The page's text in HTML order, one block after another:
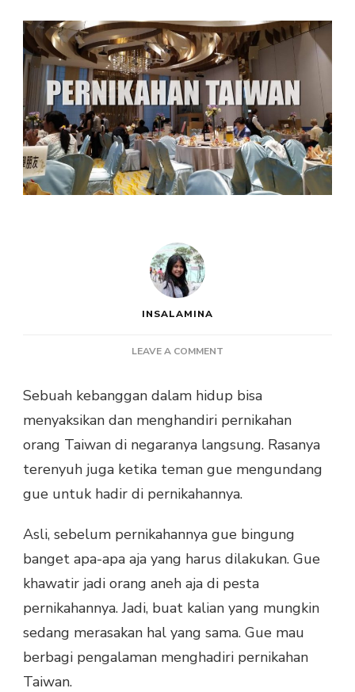
INSALAMINA
LEAVE A COMMENT
YANG
PERLU
KETAHUI
SEBELUM
PERNIKAHAN
Sebuah kebanggan dalam hidup bisa
menyaksikan dan menghandiri pernikahan
orang Taiwan di negaranya langsung. Rasanya
terenyuh juga ketika teman gue mengundang
gue untuk hadir di pernikahannya.
Asli, sebelum pernikahannya gue bingung
banget apa-apa aja yang harus dilakukan. Gue
khawatir jadi orang aneh aja di pesta
pernikahannya. Jadi, buat kalian yang mungkin
sedang merasakan hal yang sama. Gue mau
berbagi pengalaman menghadiri pernikahan
Taiwan.